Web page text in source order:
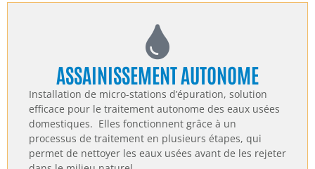
ASSAINISSEMENT AUTONOME
Installation de micro-stations d’épuration, solution
efficace pour le traitement autonome des eaux usées
domestiques. Elles fonctionnent grâce à un
processus de traitement en plusieurs étapes, qui
permet de nettoyer les eaux usées avant de les rejeter